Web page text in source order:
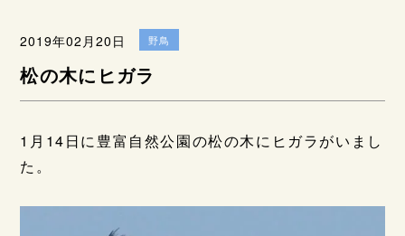
2019年02月20日 野鳥
松の木にヒガラ
1月14日に豊富自然公園の松の木にヒガラがいまし
た。